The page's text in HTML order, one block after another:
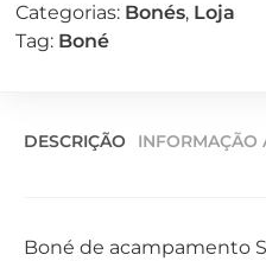
Categorias: Bonés, Loja
Tag: Boné
DESCRIÇÃO INFORMAÇÃO
Boné de acampamento